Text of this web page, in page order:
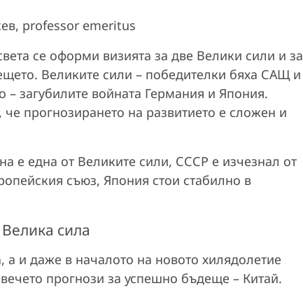
professor emeritus
се оформи визията за две Велики сили и за
Великите сили – победителки бяха САЩ и
загубилите войната Германия и Япония.
прогнозирането на развитието е сложен и
е една от Великите сили, СССР е изчезнал от
съюз, Япония стои стабилно в
сила
а и даже в началото на новото хилядолетие
прогнози за успешно бъдеще – Китай.